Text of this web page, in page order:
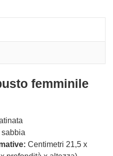
femminile
Centimetri 21,5 x